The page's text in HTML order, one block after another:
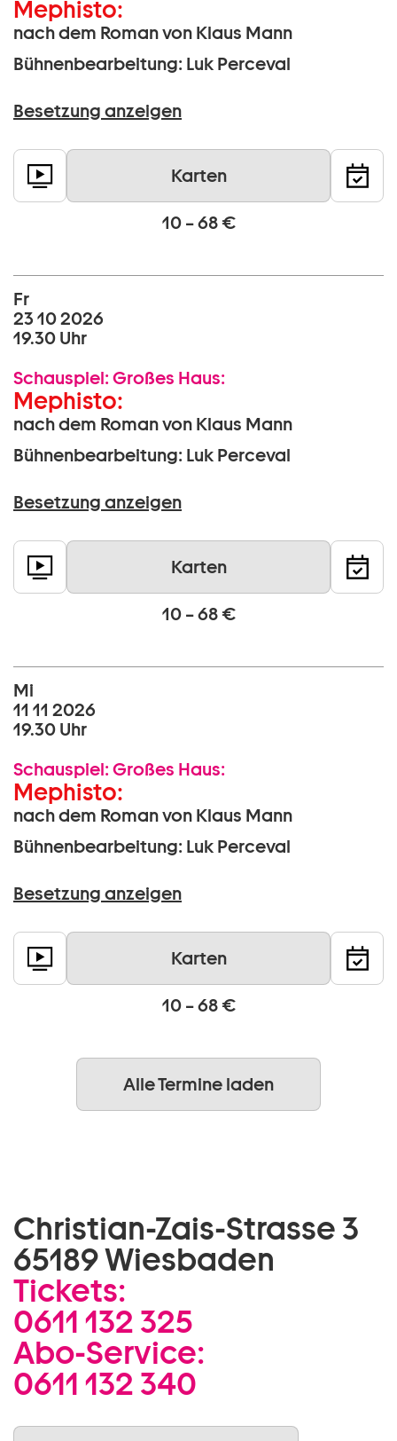
Mephisto:
nach dem Roman von Klaus Mann
Bühnenbearbeitung: Luk Perceval
Besetzung anzeigen
Karten
10 – 68 €
Fr
23 10 2026
19.30 Uhr
Schauspiel: Großes Haus:
Mephisto:
nach dem Roman von Klaus Mann
Bühnenbearbeitung: Luk Perceval
Besetzung anzeigen
Karten
10 – 68 €
Mi
11 11 2026
19.30 Uhr
Schauspiel: Großes Haus:
Mephisto:
nach dem Roman von Klaus Mann
Bühnenbearbeitung: Luk Perceval
Besetzung anzeigen
Karten
10 – 68 €
Alle Termine laden
Christian-Zais-Strasse 3
65189 Wiesbaden
Tickets:
0611 132 325
Abo-Service:
0611 132 340